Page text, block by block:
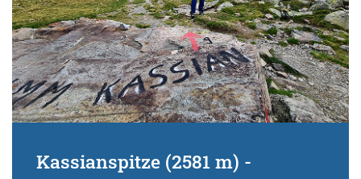
Kassianspitze (2581 m) -